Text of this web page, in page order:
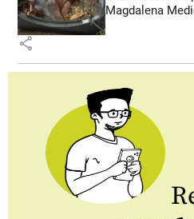
Magdalena
share